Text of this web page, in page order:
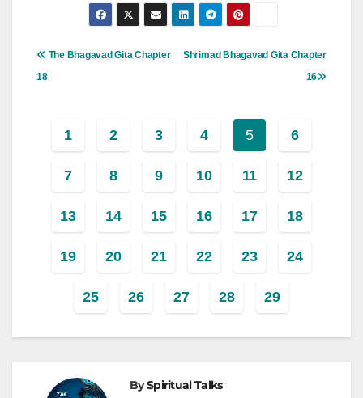
Post
Navigation
Shrimad Bhagavad Gita Chapter
16
The Bhagavad Gita Chapter
18
1 2 3 4 5 6
7 8 9 10 11 12
13 14 15 16 17 18
19 20 21 22 23 24
25 26 27 28 29
BySpiritual Talks